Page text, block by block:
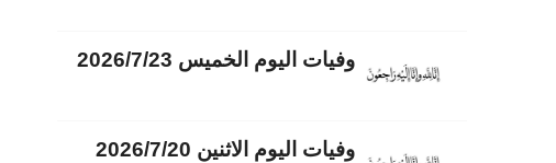
وفيات اليوم الخميس 2026/7/23
وفيات اليوم الاثنين 2026/7/20